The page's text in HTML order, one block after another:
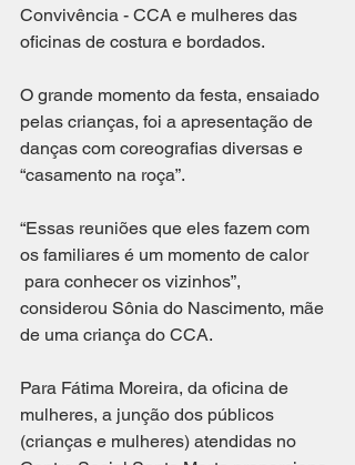
Convivência - CCA e mulheres das
oficinas de costura e bordados.
O grande momento da festa, ensaiado
pelas crianças, foi a apresentação de
danças com coreografias diversas e
“casamento na roça”.
“Essas reuniões que eles fazem com
os familiares é um momento de calor
considerou Sônia do Nascimento, mãe
de uma criança do CCA.
Para Fátima Moreira, da oficina de
mulheres, a junção dos públicos
(crianças e mulheres) atendidas no